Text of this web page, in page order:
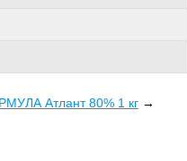
Атлант 80% 1 кг →